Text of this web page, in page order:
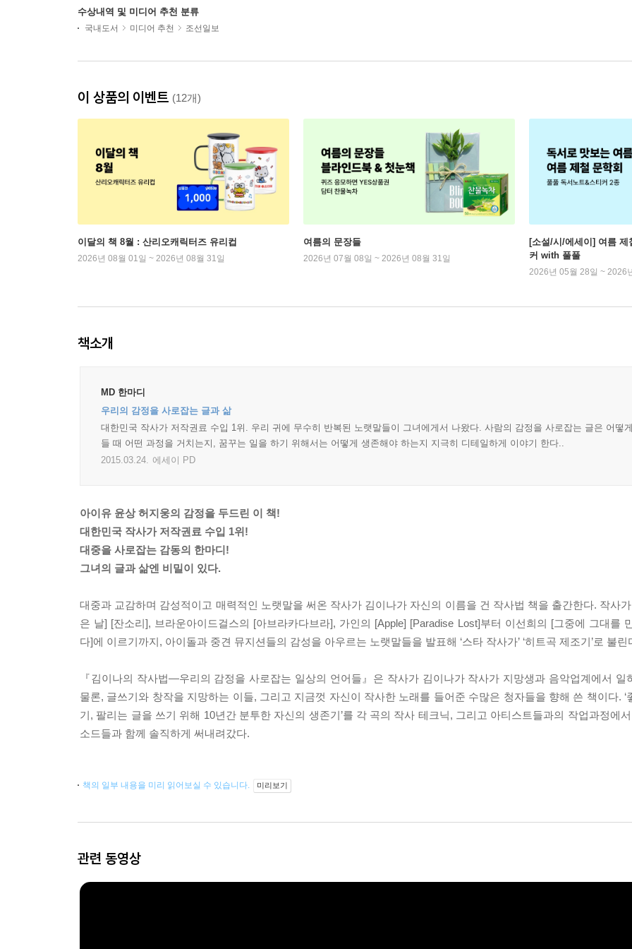
수상내역 및 미디어 추천 분류
국내도서 미디어 추천 조선일보
이 상품의 이벤트 (12개)
이달의 책 8월 : 산리오캐릭터즈 유리컵
2026년 08월 01일 ~ 2026년 08월 31일
여름의 문장들
2026년 07월 08일 ~ 2026년 08월 31일
[소설/시/에세이] 여름
커 with 풀풀
2026년 05월 28일 ~ 2026
책소개
MD 한마디
우리의 감정을 사로잡는 글과 삶
대한민국 작사가 저작권료 수입 1위. 우리 귀에 무수히 반복된 노랫말들이 그녀에게서 나왔다. 사람의 감정을 사로잡는 글은 어떻
들 때 어떤 과정을 거치는지, 꿈꾸는 일을 하기 위해서는 어떻게 생존해야 하는지 지극히 디테일하게 이야기 한다..
2015.03.24. 에세이 PD
아이유 윤상 허지웅의 감정을 두드린 이 책!
대한민국 작사가 저작권료 수입 1위!
대중을 사로잡는 감동의 한마디!
그녀의 글과 삶엔 비밀이 있다.
대중과 교감하며 감성적이고 매력적인 노랫말을 써온 작사가 김이나가 자신의 이름을 건 작사법 책을 출간한다. 작사
은 날] [잔소리], 브라운아이드걸스의 [아브라카다브라], 가인의 [Apple] [Paradise Lost]부터 이선희의 [그중에 그대를
다]에 이르기까지, 아이돌과 중견 뮤지션들의 감성을 아우르는 노랫말들을 발표해 ‘스타 작사가’ ‘히트곡 제조기’로 불린
『김이나의 작사법―우리의 감정을 사로잡는 일상의 언어들』은 작사가 김이나가 작사가 지망생과 음악업계에서 일
물론, 글쓰기와 창작을 지망하는 이들, 그리고 지금껏 자신이 작사한 노래를 들어준 수많은 청자들을 향해 쓴 책이다. ‘
기, 팔리는 글을 쓰기 위해 10년간 분투한 자신의 생존기’를 각 곡의 작사 테크닉, 그리고 아티스트들과의 작업과정에
소드들과 함께 솔직하게 써내려갔다.
책의 일부 내용을 미리 읽어보실 수 있습니다. 미리보기
관련 동영상